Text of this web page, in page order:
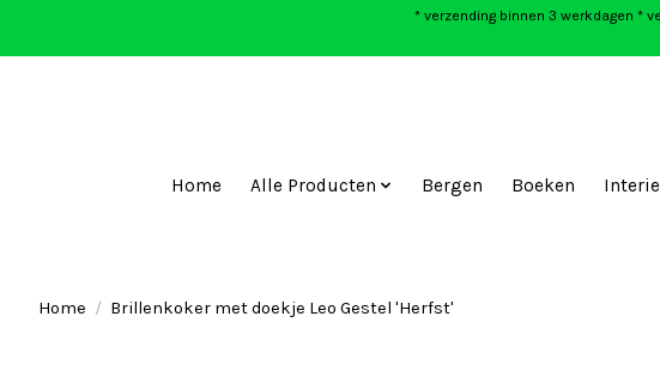
* verzending binnen 3 werkdagen *
Home Alle Producten Bergen Boeken
Home / Brillenkoker met doekje Leo Gestel 'Herfst'